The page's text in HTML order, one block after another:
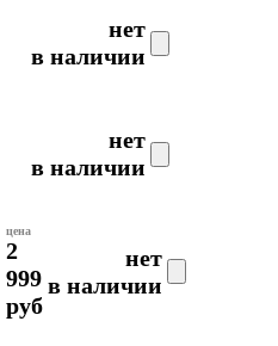
нет
в наличии
нет
в наличии
цена
2
999
руб
нет
в наличии